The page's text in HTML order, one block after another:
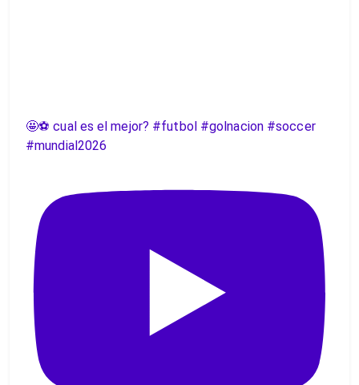
🤩⚽️ cual es el mejor? #futbol #golnacion #soccer
#mundial2026